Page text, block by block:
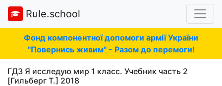
Rule.school
Фонд компонентної допомоги армії України
"Повернись живим" - Разом до перемоги!
ГДЗ Я исследую мир 1 класс. Учебник часть 2
[Гильберг Т.] 2018